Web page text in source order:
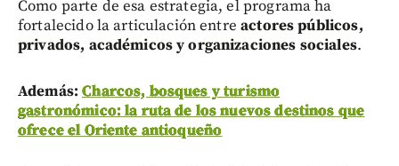
Como parte de esa estrategia, el programa ha
fortalecido la articulación entreactores públicos,
privados, académicos y organizaciones sociales.
Además:Charcos, bosques y turismo
gastronómico: la ruta de los nuevos destinos que
ofrece el Oriente antioqueño